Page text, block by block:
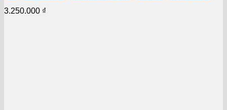
3.250.000 ₫